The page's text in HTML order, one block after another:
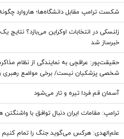
شکست ترامپ مقابل دانشگاه‌ها؛ هاروارد چگونه
زلنسکی در انتخابات اوکراین می‌بازد؟ نتایج
خبرساز شد
حقیقت‌پور: عراقچی به نمایندگی از نظام
شخصی پزشکیان نیست/ برخی مواضع رهبری
آسمان قم فردا تیره و تار می‌شود
ترامپ: مقامات ایران دنبال توافق با
علم‌الهدی: هرکس می‌گوید جنگ را تمام کنیم